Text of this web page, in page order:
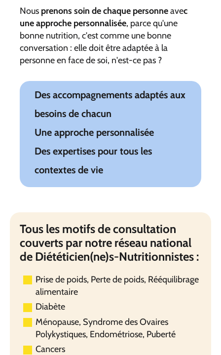
Nous prenons soin de chaque personneavec
une approche personnalisée, parce qu'une
bonne nutrition, c'est comme une bonne
conversation : elle doit être adaptée à la
personne en face de soi, n'est-ce pas ?
Des accompagnements adaptés aux
besoins de chacun
Une approche personnalisée
Des expertises pour tous les
contextes de vie
Tous les motifs de consultation
couverts par notre réseau national
de Diététicien(ne)s-Nutritionnistes :
Prise de poids, Perte de poids, Rééquilibrage
alimentaire
Diabète
Ménopause, Syndrome des Ovaires
Polykystiques, Endométriose, Puberté
Cancers